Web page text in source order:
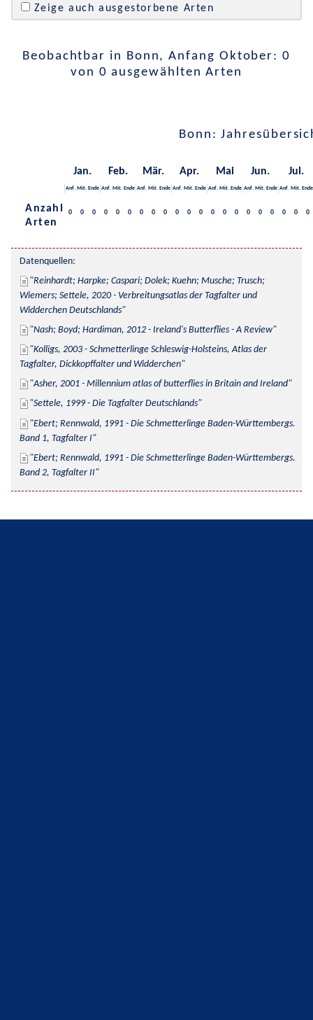
Zeige auch ausgestorbene Arten
Beobachtbar in Bonn, Anfang Oktober: 0
von 0 ausgewählten Arten
Bonn:
Jan. Feb. Mär. Apr. Mai Jun. Jul.
Anf. Mit. Ende Anf. Mit. Ende Anf. Mit. Ende Anf. Mit. Ende Anf. Mit. Ende Anf. Mit. Ende Anf. Mit. Ende
Anzahl
Arten
0 0 0 0 0 0 0 0 0 0 0 0 0 0 0 0 0 0 0 0 0
Datenquellen:
Reinhardt; Harpke; Caspari; Dolek; Kuehn; Musche; Trusch;
Wiemers; Settele, 2020 - Verbreitungsatlas der Tagfalter und
Widderchen Deutschlands
Nash; Boyd; Hardiman, 2012 - Ireland's Butterflies - A Review
Kolligs, 2003 - Schmetterlinge Schleswig-Holsteins, Atlas der
Tagfalter, Dickkopffalter und Widderchen
Asher, 2001 - Millennium atlas of butterflies in Britain and Ireland
Settele, 1999 - Die Tagfalter Deutschlands
Ebert; Rennwald, 1991 - Die Schmetterlinge Baden-Württembergs.
Band 1, Tagfalter I
Ebert; Rennwald, 1991 - Die Schmetterlinge Baden-Württembergs.
Band 2, Tagfalter II